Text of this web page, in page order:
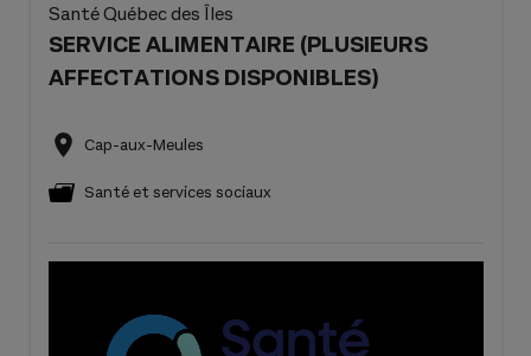
Santé Québec des Îles
SERVICE ALIMENTAIRE (PLUSIEURS
AFFECTATIONS DISPONIBLES)
Cap-aux-Meules
Santé et services sociaux